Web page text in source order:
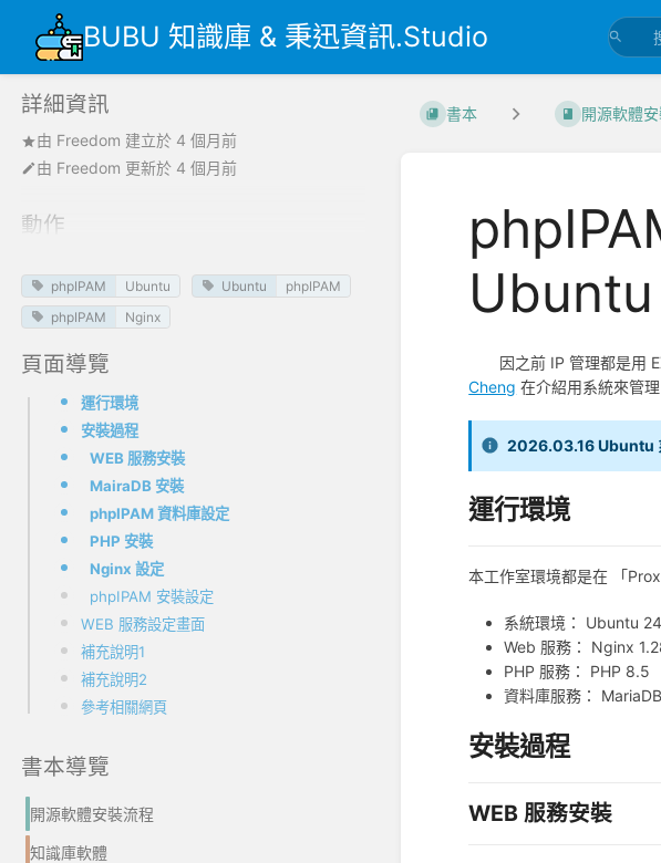
BUBU 知識庫 & 秉迅資訊.Studio
詳細資訊
由 Freedom 建立於 4 個月前
由 Freedom 更新於 4 個月前
動作
phpIPAM Ubuntu Ubuntu
phpIPAM
phpIPAM
Nginx
頁面導覽
運行環境
安裝過程
WEB 服務安裝
MairaDB 安裝
phpIPAM 資料庫設定
PHP 安裝
Nginx 設定
phpIPAM 安裝設定
WEB 服務設定畫面
補充說明1
補充說明2
參考相關網頁
書本導覽
開源軟體安裝流程
知識庫軟體
書本 開源軟體
Ubuntu
因之前 IP 管理都是用
Cheng 在介紹用系統來管
2026.03.16 Ubuntu
運行環境
本工作室環境都是在 「
系統環境： Ubuntu
Web 服務： Nginx
PHP 服務： PHP 8.5
資料庫服務：
安裝過程
WEB 服務安裝